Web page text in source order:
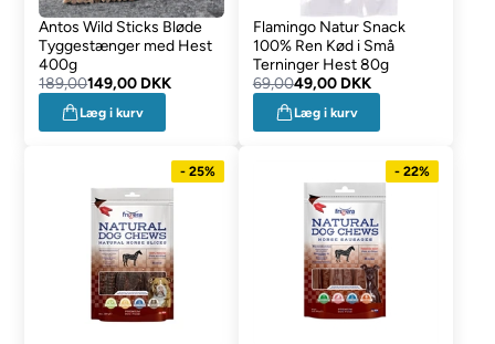
Antos Wild Sticks Bløde
Tyggestænger med Hest
400g
189,00149,00 DKK
Læg i kurv
Flamingo Natur Snack
100% Ren Kød i Små
Terninger Hest 80g
69,0049,00 DKK
Læg i kurv
- 25% - 22%